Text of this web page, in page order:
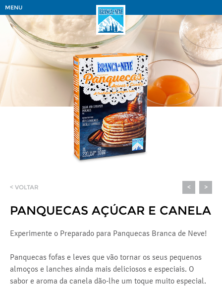
MENU
< VOLTAR < >
PANQUECAS AÇÚCAR E CANELA
Experimente o Preparado para Panquecas Branca de Neve!
Panquecas fofas e leves que vão tornar os seus pequenos
almoços e lanches ainda mais deliciosos e especiais. O
sabor e aroma da canela dão-lhe um toque muito especial.